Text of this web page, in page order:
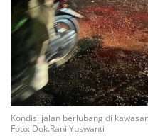
Kondisi jalan berlubang di
Foto: Dok.Rani Yuswanti